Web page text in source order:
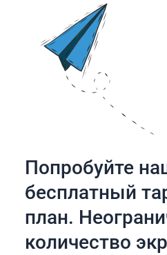
Попробуйте
бесплатный
план.
количество